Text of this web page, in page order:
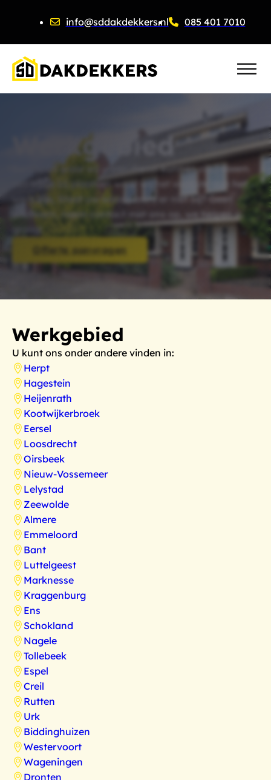
info@sddakdekkers.nl 085 401 7010
Werkgebied
Benieuwd waar wij u van dienst kunnen zijn? Neem
een kijkje bij plaatsen waar wij het vaakste aan het
werk zijn. Staat uw woonplaats er niet bij? Geen
probleem, neem contact met ons op, we helpen u
Offerte aanvragen
Werkgebied
U kunt ons onder andere vinden in:
Herpt
Hagestein
Heijenrath
Kootwijkerbroek
Eersel
Loosdrecht
Oirsbeek
Nieuw-Vossemeer
Lelystad
Zeewolde
Almere
Emmeloord
Bant
Luttelgeest
Marknesse
Kraggenburg
Ens
Schokland
Nagele
Tollebeek
Espel
Creil
Rutten
Urk
Biddinghuizen
Westervoort
Wageningen
Dronten